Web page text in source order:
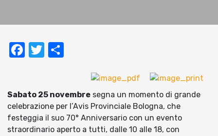
Facebook
Twitter
Sabato 25 novembre segna un momento di grande
celebrazione per l’Avis Provinciale Bologna, che
festeggia il suo 70° Anniversario con un evento
straordinario aperto a tutti, dalle 10 alle 18, con